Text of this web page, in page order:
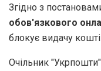
Згідно з
обов'язкового
блокує видачу
Очільник